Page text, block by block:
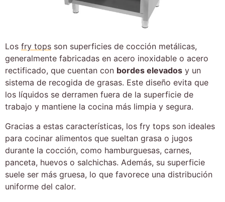
Los fry tops son superficies de cocción metálicas,
generalmente fabricadas en acero inoxidable o acero
rectificado, que cuentan con bordes elevados y un
sistema de recogida de grasas. Este diseño evita que
los líquidos se derramen fuera de la superficie de
trabajo y mantiene la cocina más limpia y segura.
Gracias a estas características, los fry tops son ideales
para cocinar alimentos que sueltan grasa o jugos
durante la cocción, como hamburguesas, carnes,
panceta, huevos o salchichas. Además, su superficie
suele ser más gruesa, lo que favorece una distribución
uniforme del calor.